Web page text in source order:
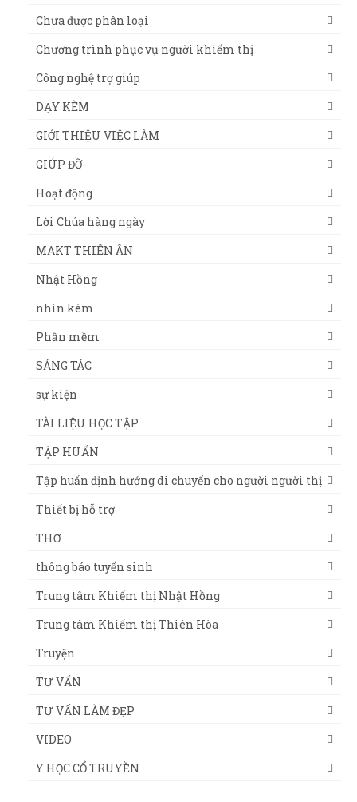
Chưa được phân loại
Chương trình phục vụ người khiếm thị
Công nghệ trợ giúp
DẠY KÈM
GIỚI THIỆU VIỆC LÀM
GIÚP ĐỠ
Hoạt động
Lời Chúa hàng ngày
MAKT THIÊN ÂN
Nhật Hồng
nhìn kém
Phần mềm
SÁNG TÁC
sự kiện
TÀI LIỆU HỌC TẬP
TẬP HUẤN
Tập huấn định hướng di chuyển cho người người thị
Thiết bị hỗ trợ
THƠ
thông báo tuyển sinh
Trung tâm Khiếm thị Nhật Hồng
Trung tâm Khiếm thị Thiên Hòa
Truyện
TƯ VẤN
TƯ VẤN LÀM ĐẸP
VIDEO
Y HỌC CỔ TRUYỀN